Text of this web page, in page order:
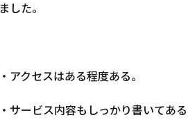
ました。
・アクセスはある程度ある。
・サービス内容もしっかり書いてある